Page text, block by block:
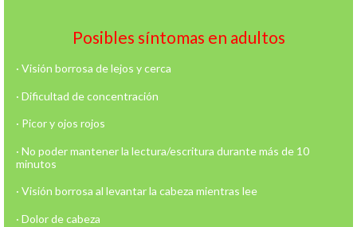
Posibles síntomas en adultos
· Visión borrosa de lejos y cerca
· Dificultad de concentración
· Picor y ojos rojos
· No poder mantener la lectura/escritura durante más de 10
minutos
· Visión borrosa al levantar la cabeza mientras lee
· Dolor de cabeza